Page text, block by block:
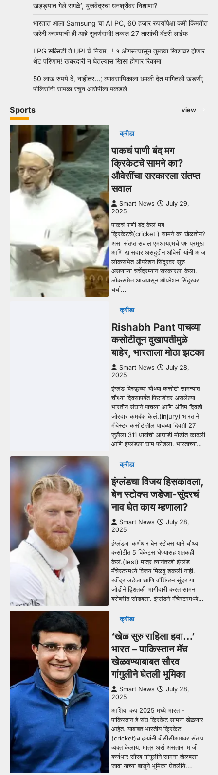
खड्ड्यात गेले सगळे’, युजवेंद्रचा धनश्रीवर निशाणा?
भारतात आला Samsung चा AI PC, 60 हजार रुपयांपेक्षा कमी किंमतीत
खरेदी करण्याची ही आहे सुवर्णसंधी! तब्बल 27 तासांची बॅटरी लाईफ
LPG सब्सिडी ते UPI चे नियम…! १ ऑगस्टपासून तुमच्या खिशावर होणार
थेट परिणाम! खबरदारी न घेतल्यास खिसा होणार रिकामा
50 लाख रुपये दे, नाहीतर…; व्यावसायिकाला धमकी देत मागितली खंडणी;
पोलिसांनी सापळा रचून आरोपीला पकडले
Sports view
क्रीडा
पाकचं पाणी बंद मग
क्रिकेटचे सामने का?
औवेसींचा सरकारला संतप्त
सवाल
Smart News
July 29,
2025
पाकचं पाणी बंद केलं मग
क्रिकेटचे(cricket ) सामने का खेळतोय?
असा संतप्त सवाल एमआयएमचे पक्ष प्रमुख
आणि खासदार असदुद्दीन औवेसी यांनी आज
लोकसभेत ऑपरेशन सिंदूरवर सुरु
असणाऱ्या चर्चेदरम्यान सरकारला केला.
लोकसभेत आजपासून ऑपरेशन सिंदूरवर
चर्चा…
क्रीडा
Rishabh Pant पाचव्या
कसोटीतून दुखापतीमुळे
बाहेर, भारताला मोठा झटका
Smart News
July 28,
2025
इंग्लंड विरुद्धच्या चौथ्या कसोटी सामन्यात
चौथ्या दिवसापर्यंत पिछाडीवर असलेल्या
भारतीय संघाने पाचव्या आणि अंतिम दिवशी
जोरदार कमबॅक केलं.(injury) भारताने
मँचेस्टर कसोटीतील पाचव्या दिवशी 27
जुलैला 311 धावांची आघाडी मोडीत काढली
आणि इंग्लंडला घाम फोडला. भारताच्या…
क्रीडा
इंग्लंडचा विजय हिसकावला,
बेन स्टोक्स जडेजा-सुंदरचं
नाव घेत काय म्हणाला?
Smart News
July 28,
2025
इंग्लंडचा कर्णधार बेन स्टोक्स याने चौथ्या
कसोटीत 5 विकेट्स घेण्यासह शतकही
केलं.(test) मात्र त्यानंतरही इंग्लंड
मँचेस्टरमध्ये विजय मिळवू शकली नाही.
रवींद्र जडेजा आणि वॉशिंग्टन सुंदर या
जोडीने द्विशतकी भागीदारी करत सामना
बरोबरीत सोडवला. इंग्लंडने मँचेस्टरमध्ये…
क्रीडा
‘खेळ सुरु राहिला हवा…’
भारत – पाकिस्तान मॅच
खेळवण्याबाबत सौरव
गांगुलीने घेतली भूमिका
Smart News
July 28,
2025
आशिया कप 2025 मध्ये भारत -
पाकिस्तान हे संघ क्रिकेट सामना खेळणार
आहेत. याबाबत भारतीय क्रिकेट
(cricket)चाहत्यांनी बीसीसीआयवर संताप
व्यक्त केलाय. मात्र असं असताना माजी
कर्णधार सौरव गांगुलीने सामना खेळवला
जावा याच्या बाजूने भूमिका घेतलीये.…